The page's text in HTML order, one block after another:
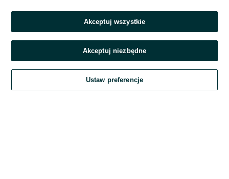
Zaloguj się
Kontynuując za pośrednictwem jednego z dostawców wskazanych powyżej,
OLX.pl w jego aktualnym brzmieniu.
Akceptuj wszystkie
Akceptuj niezbędne
Ustaw preferencje